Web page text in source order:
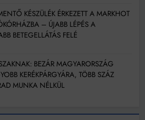
KÉSZÜLÉK ÉRKEZETT A MARKHOT
– ÚJABB LÉPÉS A
BETEGELLÁTÁS FELÉ
BEZÁR MAGYARORSZÁG
KERÉKPÁRGYÁRA, TÖBB SZÁZ
MUNKA NÉLKÜL